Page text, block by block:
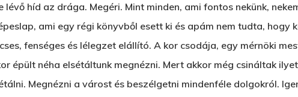
lévő híd az drága. Megéri. Mint minden, ami fontos nekünk,
ami egy régi könyvből esett ki és apám nem tudta,
fenséges és lélegzet elállító. A kor csodája, egy mérnöki
épült néha elsétáltunk megnézni. Mert akkor még csináltak
Megnézni a várost és beszélgetni mindenféle dolgokról.